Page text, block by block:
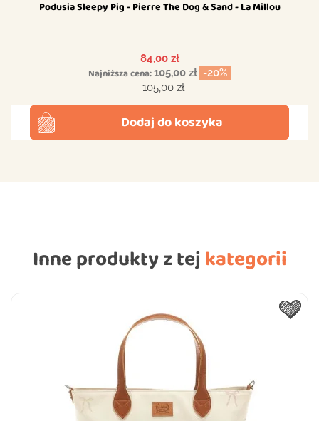
Podusia Sleepy Pig - Pierre The Dog & Sand - La Millou
Cena
84,00 zł
Najniższa cena:105,00 zł -20%
Cena podstawowa
105,00 zł
Dodaj do koszyka
Inne produkty z tej kategorii